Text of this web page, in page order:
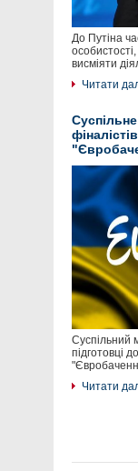
До Путіна
висміяти
Читати
Суспільний
підготовці
Читати